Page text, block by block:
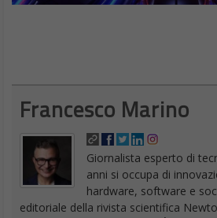
4. VLC Player
I dispositivi Android possono riprodurre
subito, ma vale comunque la pena di
con VLC Player. Pensala come un’app
affidamento per qualsiasi carico di
VLC Player è in grado di gestire